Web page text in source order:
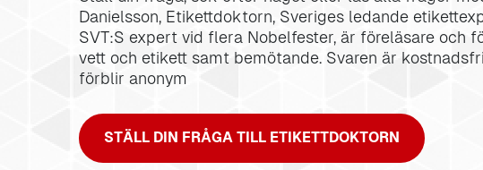
Danielsson, Etikettdoktorn, Sveriges ledande
SVT:S expert vid flera Nobelfester, är föreläsare och
vett och etikett samt bemötande. Svaren är
förblir anonym
STÄLL DIN FRÅGA TILL ETIKETTDOKTORN